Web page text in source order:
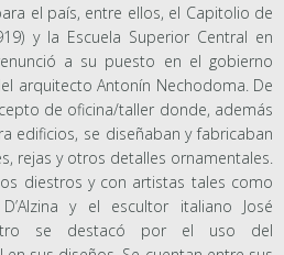
el país, entre ellos, el Capitolio de
y la Escuela Superior Central en
a su puesto en el gobierno
arquitecto Antonín Nechodoma. De
de oficina/taller donde, además
edificios, se diseñaban y fabricaban
rejas y otros detalles ornamentales.
diestros y con artistas tales como
y el escultor italiano José
se destacó por el uso del